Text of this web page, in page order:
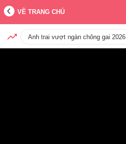
VỀ TRANG CHỦ
Anh trai vượt ngàn chông gai 2026